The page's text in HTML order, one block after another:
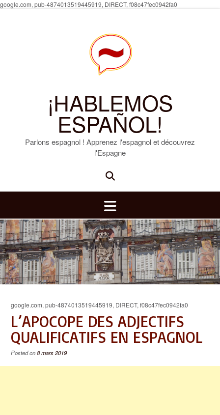
google.com, pub-4874013519445919, DIRECT, f08c47fec0942fa0
¡HABLEMOS
ESPAÑOL!
Parlons espagnol ! Apprenez l'espagnol et découvrez
l'Espagne
google.com, pub-4874013519445919, DIRECT, f08c47fec0942fa0
L’APOCOPE DES ADJECTIFS
QUALIFICATIFS EN ESPAGNOL
Posted on8 mars 2019